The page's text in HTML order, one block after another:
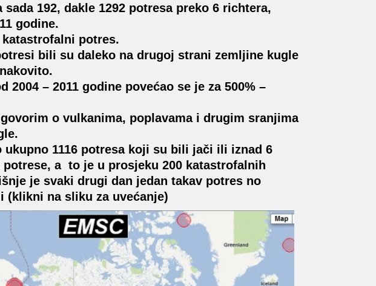
192, dakle 1292 potresa preko 6 richtera,
godine.
potres.
bili su daleko na drugoj strani zemljine kugle
– 2011 godine povećao se je za 500% –
o vulkanima, poplavama i drugim sranjima
ukupno 1116 potresa koji su bili jači ili iznad 6
a to je u prosjeku 200 katastrofalnih
je svaki drugi dan jedan takav potres no
(klikni na sliku za uvećanje)